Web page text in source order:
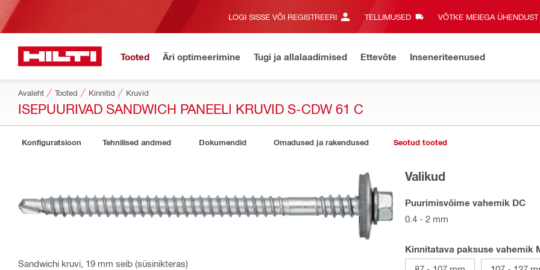
LOGI SISSE VÕI REGISTREERI TELLIMUSED VÕTKE MEIEGA ÜHENDUST‎
Tooted Äri optimeerimine Tugi ja allalaadimised Ettevõte Inseneriteenused
Avaleht Tooted Kinnitid Kruvid
ISEPUURIVAD SANDWICH PANEELI KRUVID S-CDW 61 C
Konfiguratsioon Tehnilised andmed Dokumendid Omadused ja rakendused Seotud tooted
Sandwichi kruvi, 19 mm seib (süsinikteras)
Valikud
Puurimisvõime vahemik DC
0.4 - 2 mm
Kinnitatava paksuse vahemik